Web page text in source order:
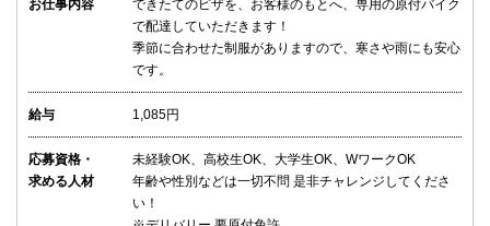
お仕事内容
できたてのピザを、お客様のもとへ、専用の原付バイク
で配達していただきます！
季節に合わせた制服がありますので、寒さや雨にも安心
です。
給与 1,085円
応募資格・
求める人材
未経験OK、高校生OK、大学生OK、WワークOK
年齢や性別などは一切不問 是非チャレンジしてくださ
い！